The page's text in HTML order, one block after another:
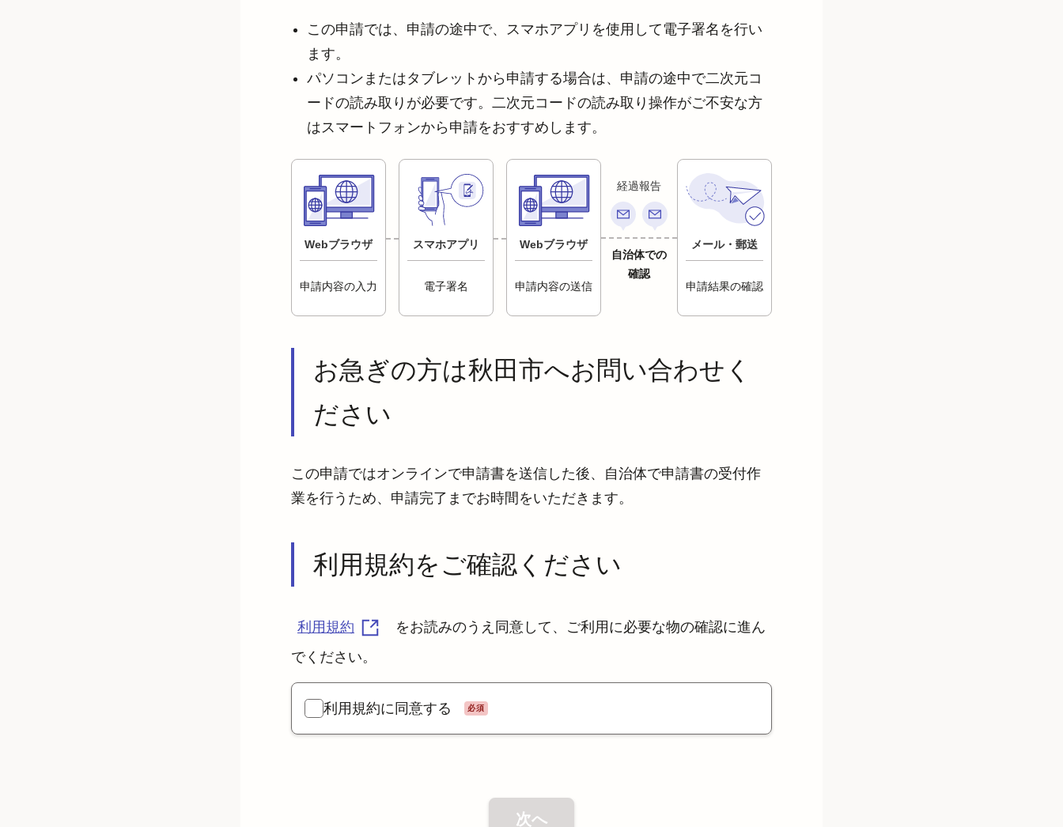
この申請では、申請の途中で、スマホアプリを使用して電子署名を行い
ます。
パソコンまたはタブレットから申請する場合は、申請の途中で二次元コ
ードの読み取りが必要です。二次元コードの読み取り操作がご不安な方
はスマートフォンから申請をおすすめします。
Webブラウザ
申請内容の入力
スマホアプリ
電子署名
Webブラウザ
申請内容の送信
経過報告
自治体での
確認
メール・郵送
申請結果の確認
お急ぎの方は秋田市へお問い合わせく
ださい
この申請ではオンラインで申請書を送信した後、自治体で申請書の受付作
業を行うため、申請完了までお時間をいただきます。
利用規約をご確認ください
利用規約
をお読みのうえ同意して、ご利用に必要な物の確認に進ん
でください。
利用規約に同意する 必須
次へ